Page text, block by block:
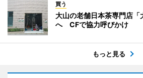
買う
大山の老舗日本茶専門店
へ CFで協力呼びかけ
もっと見る